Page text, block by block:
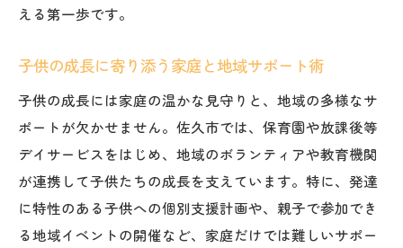
える第一歩です。
子供の成長に寄り添う家庭と地域サポート術
子供の成長には家庭の温かな見守りと、地域の多様なサ
ポートが欠かせません。佐久市では、保育園や放課後等
デイサービスをはじめ、地域のボランティアや教育機関
が連携して子供たちの成長を支えています。特に、発達
に特性のある子供への個別支援計画や、親子で参加でき
る地域イベントの開催など、家庭だけでは難しいサポー